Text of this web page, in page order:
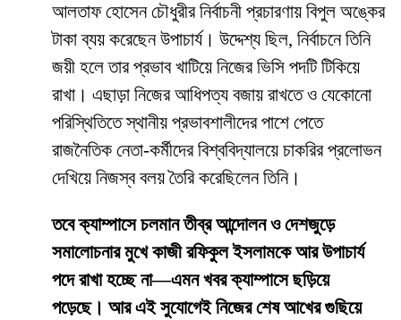
আলতাফ হোসেন চৌধুরীর নির্বাচনী প্রচারণায় বিপুল অঙ্কের
টাকা ব্যয় করেছেন উপাচার্য। উদ্দেশ্য ছিল, নির্বাচনে তিনি
জয়ী হলে তার প্রভাব খাটিয়ে নিজের ভিসি পদটি টিকিয়ে
রাখা। এছাড়া নিজের আধিপত্য বজায় রাখতে ও যেকোনো
পরিস্থিতিতে স্থানীয় প্রভাবশালীদের পাশে পেতে
রাজনৈতিক নেতা-কর্মীদের বিশ্ববিদ্যালয়ে চাকরির প্রলোভন
দেখিয়ে নিজস্ব বলয় তৈরি করেছিলেন তিনি।
তবে ক্যাম্পাসে চলমান তীব্র আন্দোলন ও দেশজুড়ে
সমালোচনার মুখে কাজী রফিকুল ইসলামকে আর উপাচার্য
পদে রাখা হচ্ছে না—এমন খবর ক্যাম্পাসে ছড়িয়ে
পড়েছে। আর এই সুযোগেই নিজের শেষ আখের গুছিয়ে